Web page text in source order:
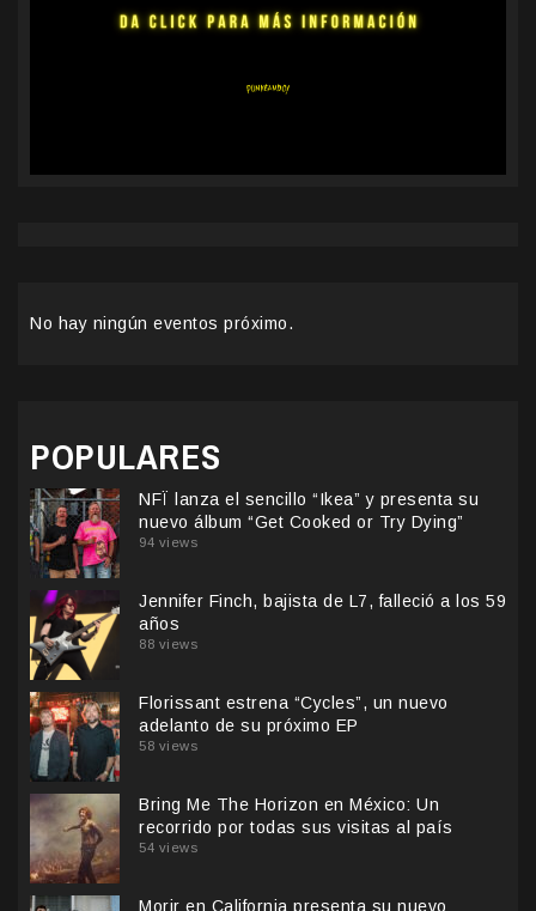
No hay ningún eventos próximo.
POPULARES
NFÏ lanza el sencillo “Ikea” y presenta su
nuevo álbum “Get Cooked or Try Dying”
94 views
Jennifer Finch, bajista de L7, falleció a los 59
años
88 views
Florissant estrena “Cycles”, un nuevo
adelanto de su próximo EP
58 views
Bring Me The Horizon en México: Un
recorrido por todas sus visitas al país
54 views
Morir en California presenta su nuevo